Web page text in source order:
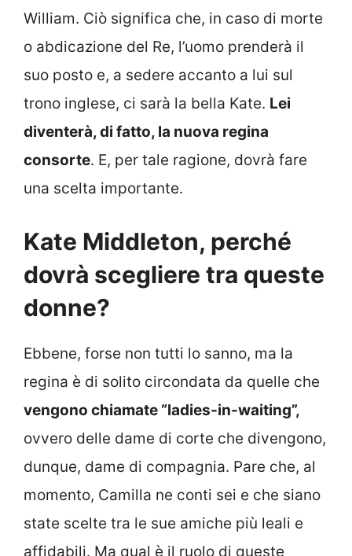
William. Ciò significa che, in caso di morte
o abdicazione del Re, l’uomo prenderà il
suo posto e, a sedere accanto a lui sul
trono inglese, ci sarà la bella Kate. Lei
diventerà, di fatto, la nuova regina
consorte. E, per tale ragione, dovrà fare
una scelta importante.
Kate Middleton, perché
dovrà scegliere tra queste
donne?
Ebbene, forse non tutti lo sanno, ma la
regina è di solito circondata da quelle che
vengono chiamate “ladies-in-waiting”,
ovvero delle dame di corte che divengono,
dunque, dame di compagnia. Pare che, al
momento, Camilla ne conti sei e che siano
state scelte tra le sue amiche più leali e
affidabili. Ma qual è il ruolo di queste